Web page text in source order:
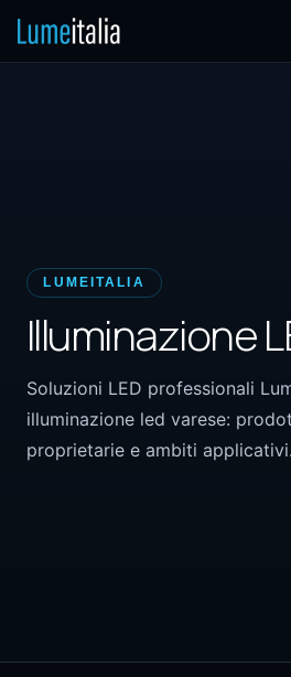
LUMEITALIA
Illuminazione
Soluzioni LED professionali
illuminazione led varese:
proprietarie e ambiti applicativi.